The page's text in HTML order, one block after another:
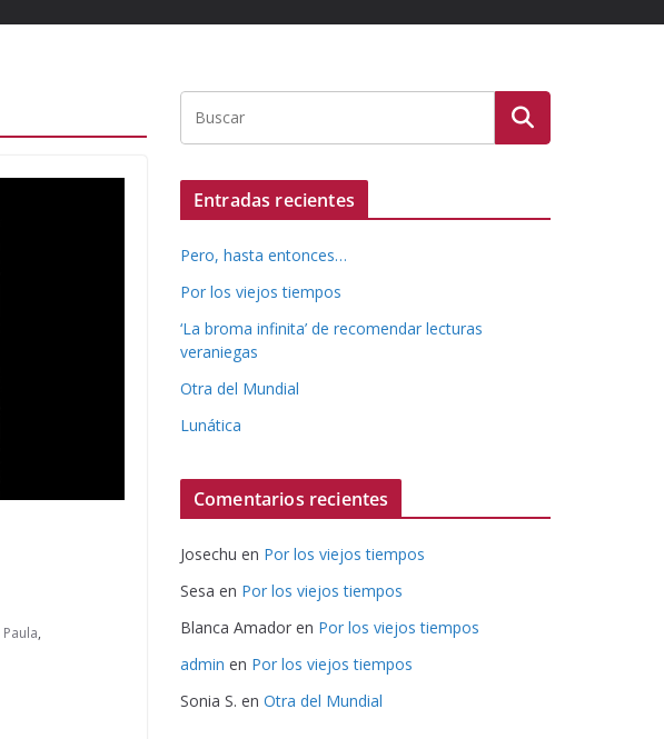
Paula,
Entradas recientes
Pero, hasta entonces…
Por los viejos tiempos
‘La broma infinita’ de recomendar lecturas
veraniegas
Otra del Mundial
Lunática
Comentarios recientes
Josechu en Por los viejos tiempos
Sesa en Por los viejos tiempos
Blanca Amador en Por los viejos tiempos
admin en Por los viejos tiempos
Sonia S. en Otra del Mundial